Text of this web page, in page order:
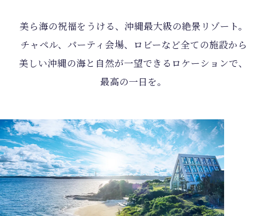
美ら海の祝福をうける、沖縄最大級の絶景リゾート。
チャペル、パーティ会場、ロビーなど全ての施設から
美しい沖縄の海と自然が一望できるロケーションで、
最高の一日を。